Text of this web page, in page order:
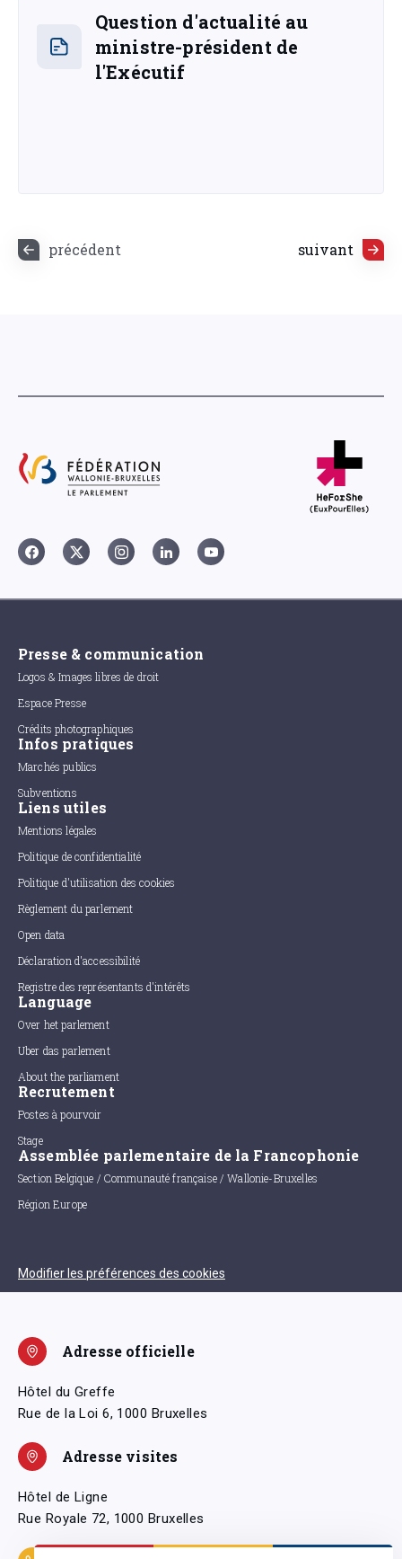
Question d'actualité au
ministre-président de
l'Exécutif
précédent suivant
Presse & communication
Logos & Images libres de droit
Espace Presse
Crédits photographiques
Infos pratiques
Marchés publics
Subventions
Liens utiles
Mentions légales
Politique de confidentialité
Politique d'utilisation des cookies
Règlement du parlement
Open data
Déclaration d'accessibilité
Registre des représentants d'intérêts
Language
Over het parlement
Uber das parlement
About the parliament
Recrutement
Postes à pourvoir
Stage
Assemblée parlementaire de la Francophonie
Section Belgique / Communauté française / Wallonie-Bruxelles
Région Europe
Modifier les préférences des cookies
Adresse officielle
Hôtel du Greffe
Rue de la Loi 6, 1000 Bruxelles
Adresse visites
Hôtel de Ligne
Rue Royale 72, 1000 Bruxelles